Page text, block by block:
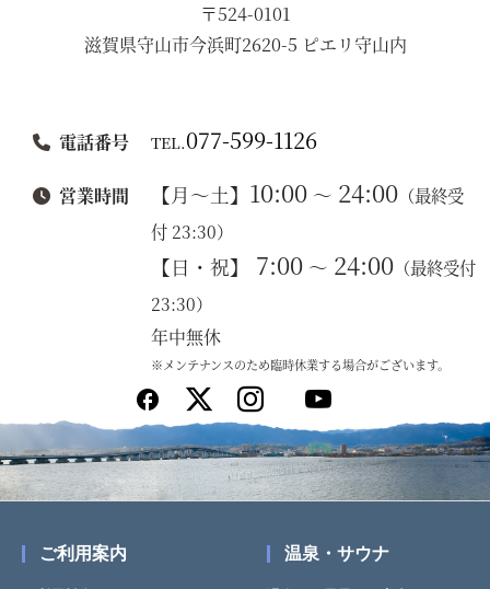
〒524-0101
滋賀県守山市今浜町2620-5 ピエリ守山内
電話番号 TEL.077-599-1126
営業時間 【月～土】 10:00～ 24:00（最終受
付 23:30）
【日・祝】 7:00～ 24:00（最終受付
23:30）
年中無休
※メンテナンスのため臨時休業する場合がございます。
ご利用案内 温泉・サウナ